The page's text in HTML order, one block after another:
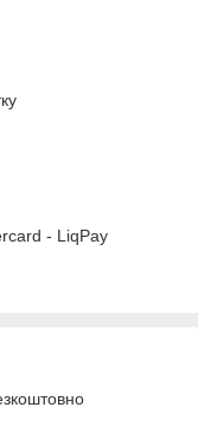
- LiqPay